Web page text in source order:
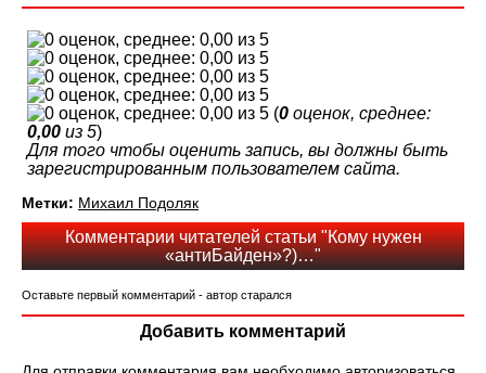
(0 оценок, среднее:
0,00 из 5)
Для того чтобы оценить запись, вы должны быть
зарегистрированным пользователем сайта.
Метки: Михаил Подоляк
Комментарии читателей статьи "Кому нужен
«антиБайден»?)…"
Оставьте первый комментарий - автор старался
Добавить комментарий